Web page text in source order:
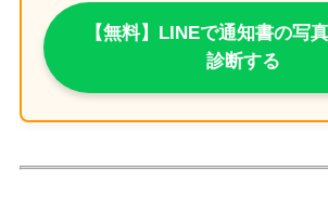
【無料】LINEで通知書の写
診断する